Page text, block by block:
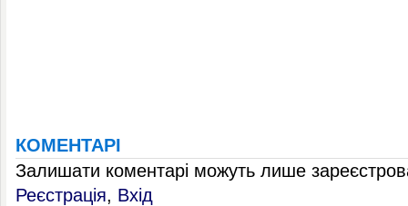
КОМЕНТАРІ
Залишати коментарі можуть лише
Реєстрація, Вхід